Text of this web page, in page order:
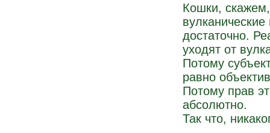
Кошки,
достаточно.
уходят от
Потому
равно
Потому прав
абсолютно.
Так что,